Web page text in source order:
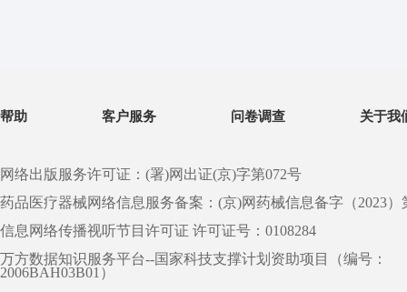
帮助 客户服务 问卷调查 关于我
网络出版服务许可证：(署)网出证(京)字第072号
药品医疗器械网络信息服务备案：(京)网药械信息备字（2023）
信息网络传播视听节目许可证 许可证号：0108284
万方数据知识服务平台--国家科技支撑计划资助项目（编号：
2006BAH03B01）